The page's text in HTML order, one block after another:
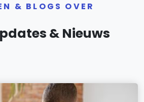
& BLOGS OVER
& Nieuws